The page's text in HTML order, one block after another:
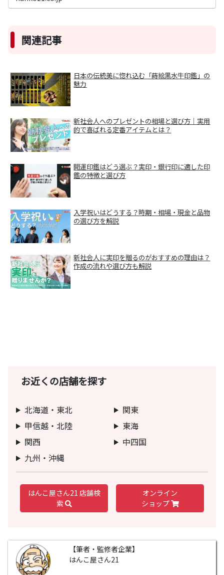
関連記事
日本の伝統美に惚れ込む「蒔絵黒水牛印鑑」の
魅力
新社会人へのプレゼントの相場と選び方｜実用
的で喜ばれる定番アイテムとは？
開運印鑑はどう選ぶ？実印・銀行印に適した印
鑑の特徴と選び方
入学祝いはどうする？時期・相場・現金と品物
の選び方を解説
新社会人に実印を贈るのがおすすめの理由は？
作成の流れや選び方も解説
お近くの店舗を探す
北海道・東北
関東
甲信越・北陸
東海
関西
中四国
九州・沖縄
はんこ屋さん21 店舗検
索
オンライン
ショップ
【筆者・監修者企業】
はんこ屋さん21